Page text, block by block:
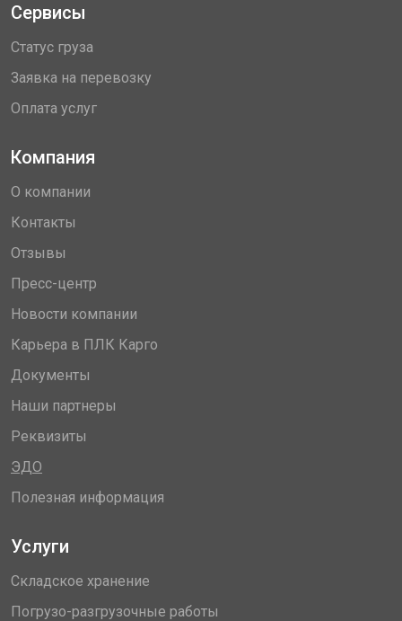
Сервисы
Статус груза
Заявка на перевозку
Оплата услуг
Компания
О компании
Контакты
Отзывы
Пресс-центр
Новости компании
Карьера в ПЛК Карго
Документы
Наши партнеры
Реквизиты
ЭДО
Полезная информация
Услуги
Складское хранение
Погрузо-разгрузочные работы